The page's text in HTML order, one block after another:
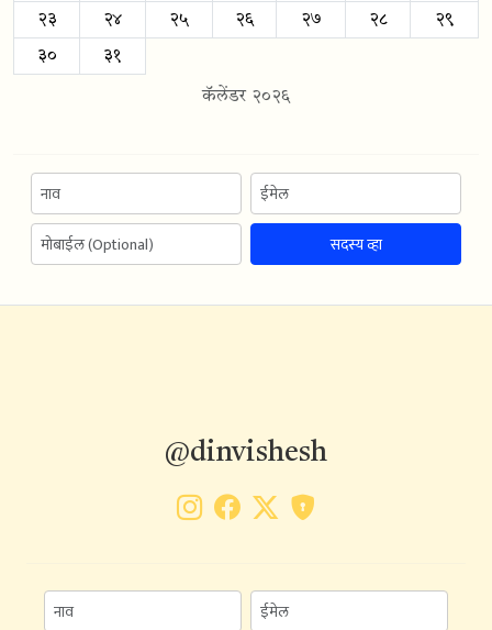
२३ २४ २५ २६ २७ २८ २९
३० ३१
कॅलेंडर २०२६
सदस्य व्हा
@dinvishesh